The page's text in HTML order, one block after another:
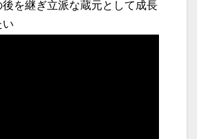
を継ぎ立派な蔵元として成長
い